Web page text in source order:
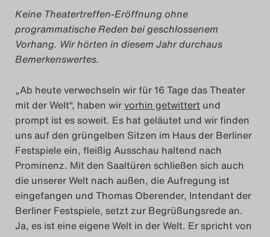
2020
Das Theatertreffen-Blog
Das Theatertreffen-Blog
2022
Das Theatertreffen-Blog
2023
Das Theatertreffen-Blog
Keine Theatertreffen-Eröffnung ohne
programmatische Reden bei geschlossenem
Vorhang. Wir hörten in diesem Jahr durchaus
Bemerkenswertes.
„Ab heute verwechseln wir für 16 Tage das Theater
mit der Welt“, haben wirvorhin getwittert und
prompt ist es soweit. Es hat geläutet und wir finden
uns auf den grüngelben Sitzen im Haus der Berliner
Festspiele ein, fleißig Ausschau haltend nach
Prominenz. Mit den Saaltüren schließen sich auch
die unserer Welt nach außen, die Aufregung ist
eingefangen und Thomas Oberender, Intendant der
Berliner Festspiele, setzt zur Begrüßungsrede an.
Ja, es ist eine eigene Welt in der Welt. Er spricht von